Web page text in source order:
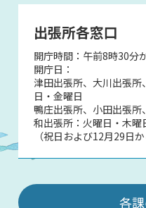
出張所各窓口
開庁時間：午前8時30分
開庁日：
津田出張所、大川出張
日・金曜日
鴨庄出張所、小田出張
和出張所：火曜日・木曜
（祝日および12月29日
各